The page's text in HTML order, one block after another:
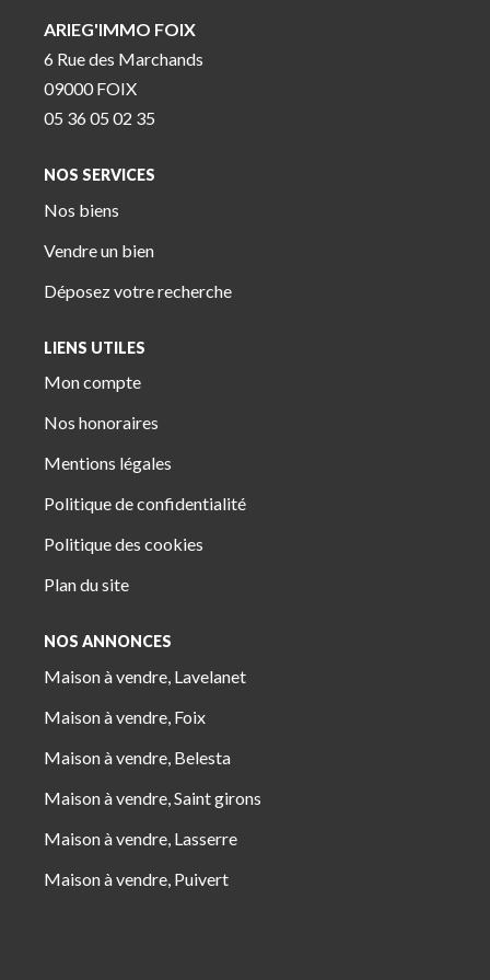
ARIEG'IMMO FOIX
6 Rue des Marchands
09000 FOIX
05 36 05 02 35
NOS SERVICES
Nos biens
Vendre un bien
Déposez votre recherche
LIENS UTILES
Mon compte
Nos honoraires
Mentions légales
Politique de confidentialité
Politique des cookies
Plan du site
NOS ANNONCES
Maison à vendre, Lavelanet
Maison à vendre, Foix
Maison à vendre, Belesta
Maison à vendre, Saint girons
Maison à vendre, Lasserre
Maison à vendre, Puivert